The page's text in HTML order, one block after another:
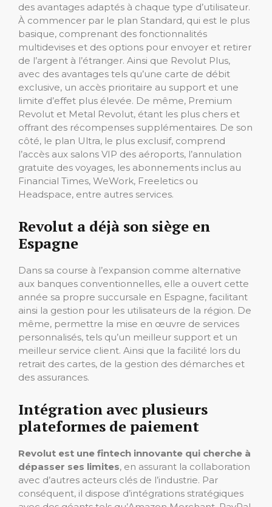
des avantages adaptés à chaque type d’utilisateur.
À commencer par le plan Standard, qui est le plus
basique, comprenant des fonctionnalités
multidevises et des options pour envoyer et retirer
de l’argent à l’étranger. Ainsi que Revolut Plus,
avec des avantages tels qu’une carte de débit
exclusive, un accès prioritaire au support et une
limite d’effet plus élevée. De même, Premium
Revolut et Metal Revolut, étant les plus chers et
offrant des récompenses supplémentaires. De son
côté, le plan Ultra, le plus exclusif, comprend
l’accès aux salons VIP des aéroports, l’annulation
gratuite des voyages, les abonnements inclus au
Financial Times, WeWork, Freeletics ou
Headspace, entre autres services.
Revolut a déjà son siège en
Espagne
Dans sa course à l’expansion comme alternative
aux banques conventionnelles, elle a ouvert cette
année sa propre succursale en Espagne, facilitant
ainsi la gestion pour les utilisateurs de la région. De
même, permettre la mise en œuvre de services
personnalisés, tels qu’un meilleur support et un
meilleur service client. Ainsi que la facilité lors du
retrait des cartes, de la gestion des démarches et
des assurances.
Intégration avec plusieurs
plateformes de paiement
Revolut est une fintech innovante qui cherche à
dépasser ses limites, en assurant la collaboration
avec d’autres acteurs clés de l’industrie. Par
conséquent, il dispose d’intégrations stratégiques